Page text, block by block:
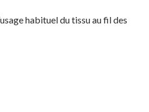
habituel du tissu au fil des